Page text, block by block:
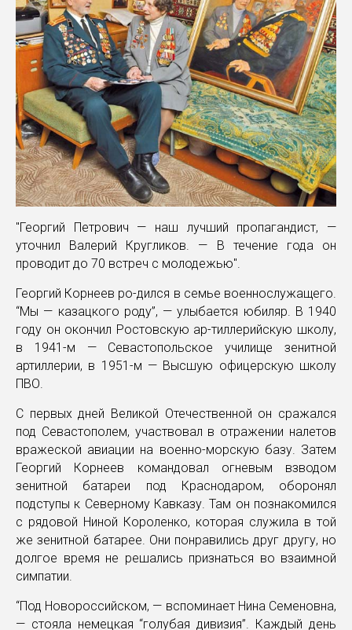
"Георгий Петрович — наш лучший пропагандист, —
уточнил Валерий Кругликов. — В течение года он
проводит до 70 встреч с молодежью".
Георгий Корнеев ро-дился в семье военнослужащего.
“Мы — казацкого роду”, — улыбается юбиляр. В 1940
году он окончил Ростовскую ар-тиллерийскую школу,
в 1941-м — Севастопольское училище зенитной
артиллерии, в 1951-м — Высшую офицерскую школу
ПВО.
С первых дней Великой Отечественной он сражался
под Севастополем, участвовал в отражении налетов
вражеской авиации на военно-морскую базу. Затем
Георгий Корнеев командовал огневым взводом
зенитной батареи под Краснодаром, оборонял
подступы к Северному Кавказу. Там он познакомился
с рядовой Ниной Короленко, которая служила в той
же зенитной батарее. Они понравились друг другу, но
долгое время не решались признаться во взаимной
симпатии.
“Под Новороссийском, — вспоминает Нина Семеновна,
— стояла немецкая “голубая дивизия”. Каждый день